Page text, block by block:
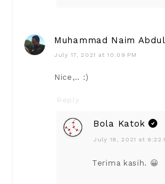
Muhammad Naim
July 17, 2021 at 10:09 PM
Nice,.. :)
Reply
Bola Katok
July 18, 2021 at 9:22
Terima kasih. 😀